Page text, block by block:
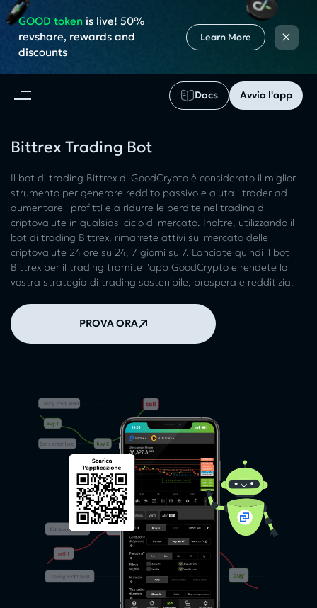
Docs Avvia l'app
GOOD tokenis live! 50%
revshare, rewards and
discounts
Learn More ×
Bittrex Trading Bot
Il bot di trading Bittrex di GoodCrypto è considerato il miglior
strumento per generare reddito passivo e aiuta i trader ad
aumentare i profitti e a ridurre le perdite nel trading di
criptovalute in qualsiasi ciclo di mercato. Inoltre, utilizzando il
bot di trading Bittrex, rimarrete attivi sul mercato delle
criptovalute 24 ore su 24, 7 giorni su 7. Lanciate quindi il bot
Bittrex per il trading tramite l'app GoodCrypto e rendete la
vostra strategia di trading sostenibile, prospera e redditizia.
PROVA ORA